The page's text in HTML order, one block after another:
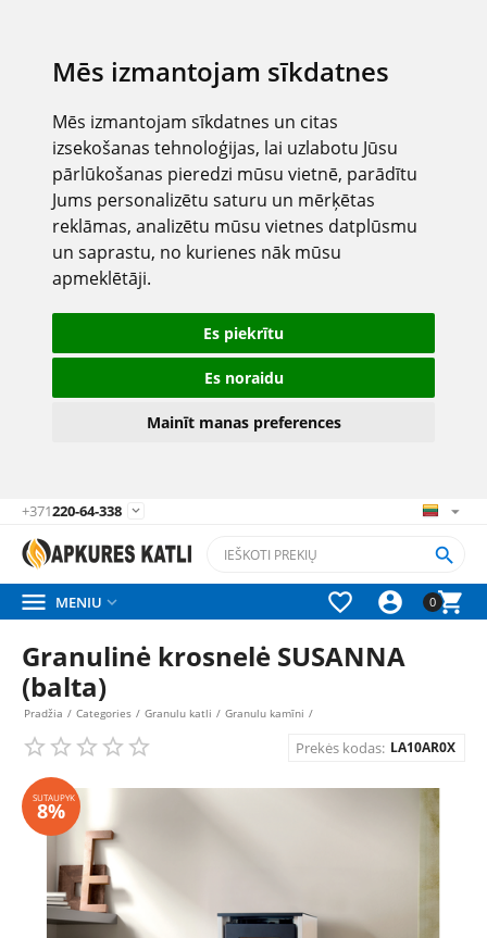
Mēs izmantojam sīkdatnes
Mēs izmantojam sīkdatnes un citas
izsekošanas tehnoloģijas, lai uzlabotu Jūsu
pārlūkošanas pieredzi mūsu vietnē, parādītu
Jums personalizētu saturu un mērķētas
reklāmas, analizētu mūsu vietnes datplūsmu
un saprastu, no kurienes nāk mūsu
apmeklētāji.
Es piekrītu
Es noraidu
Mainīt manas preferences
+371220-64-338 
0



 MENIU 
Granulinė krosnelė SUSANNA
(balta)
Pradžia / Categories / Granulu katli / Granulu kamīni /
Prekės kodas: LA10AR0X
SUTAUPYK
8%